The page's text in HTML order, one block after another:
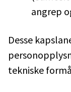
angrep
Desse
tekniske